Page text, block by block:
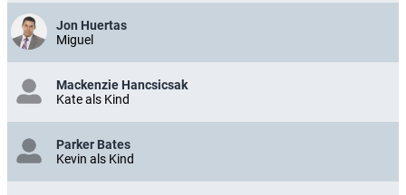
Jon Huertas
Miguel
Mackenzie Hancsicsak
Kate als Kind
Parker Bates
Kevin als Kind